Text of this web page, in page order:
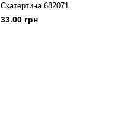
Скатертина 682071
33.00 грн